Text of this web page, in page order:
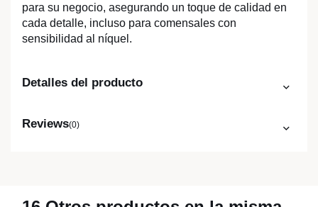
para su negocio, asegurando un toque de calidad en
cada detalle, incluso para comensales con
sensibilidad al níquel.
Detalles del producto
Reviews(0)